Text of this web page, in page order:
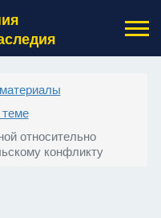
относительно
конфликту